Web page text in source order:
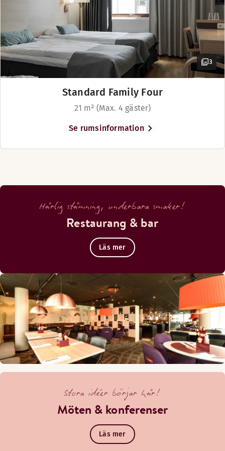
3
Standard Family Four
21 m² (Max. 4 gäster)
Se rumsinformation
Härlig stämning, underbara smaker!
Restaurang & bar
Läs mer
Stora idéer börjar här!
Möten & konferenser
Läs mer